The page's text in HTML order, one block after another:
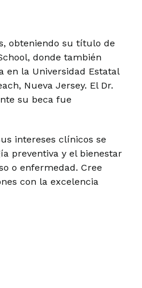
obteniendo su título de
donde también
en la Universidad Estatal
Nueva Jersey. El Dr.
su beca fue
intereses clínicos se
preventiva y el bienestar
o enfermedad. Cree
con la excelencia